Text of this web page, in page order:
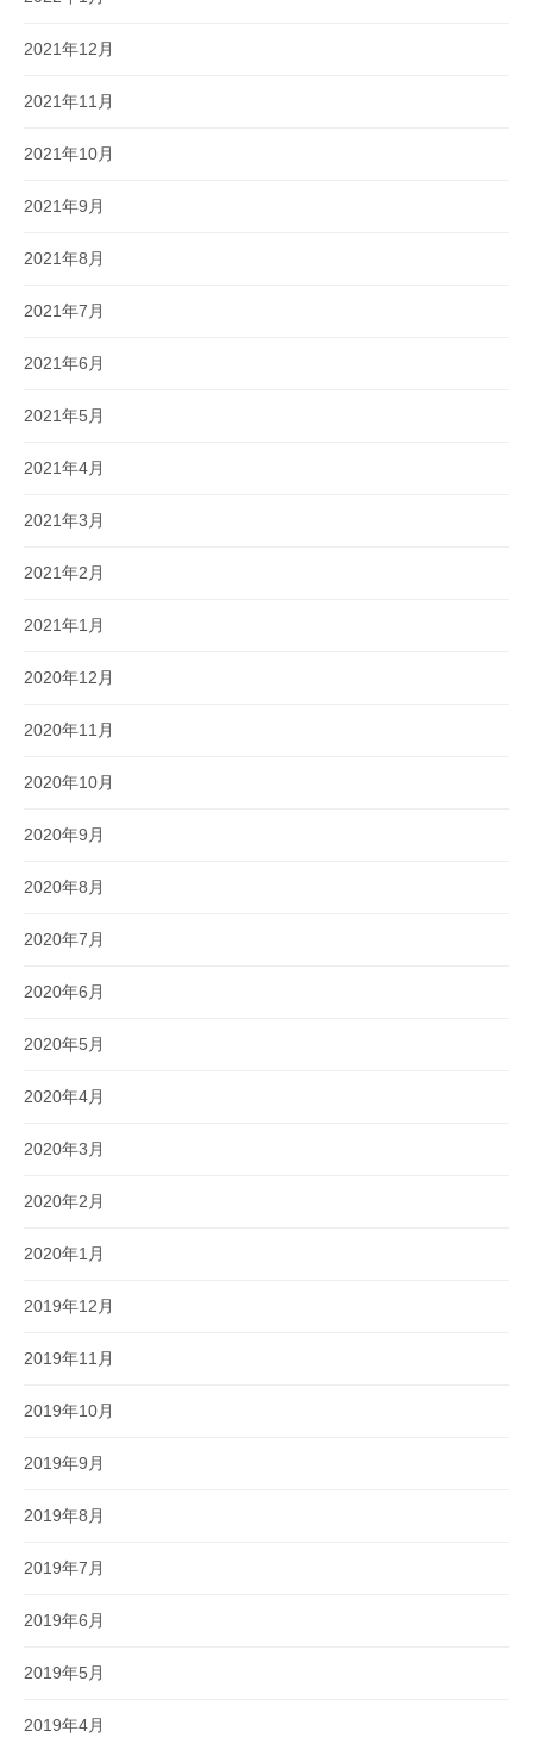
2021年12月
2021年11月
2021年10月
2021年9月
2021年8月
2021年7月
2021年6月
2021年5月
2021年4月
2021年3月
2021年2月
2021年1月
2020年12月
2020年11月
2020年10月
2020年9月
2020年8月
2020年7月
2020年6月
2020年5月
2020年4月
2020年3月
2020年2月
2020年1月
2019年12月
2019年11月
2019年10月
2019年9月
2019年8月
2019年7月
2019年6月
2019年5月
2019年4月